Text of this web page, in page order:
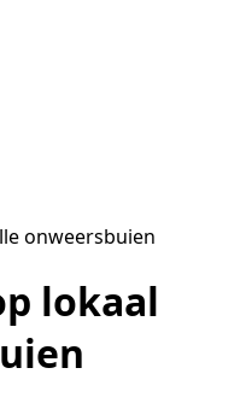
onweersbuien
lokaal